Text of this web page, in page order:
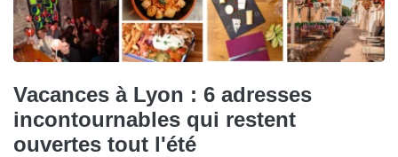
Vacances à Lyon : 6 adresses
incontournables qui restent
ouvertes tout l'été